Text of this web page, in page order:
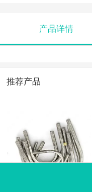
产品详情
推荐产品